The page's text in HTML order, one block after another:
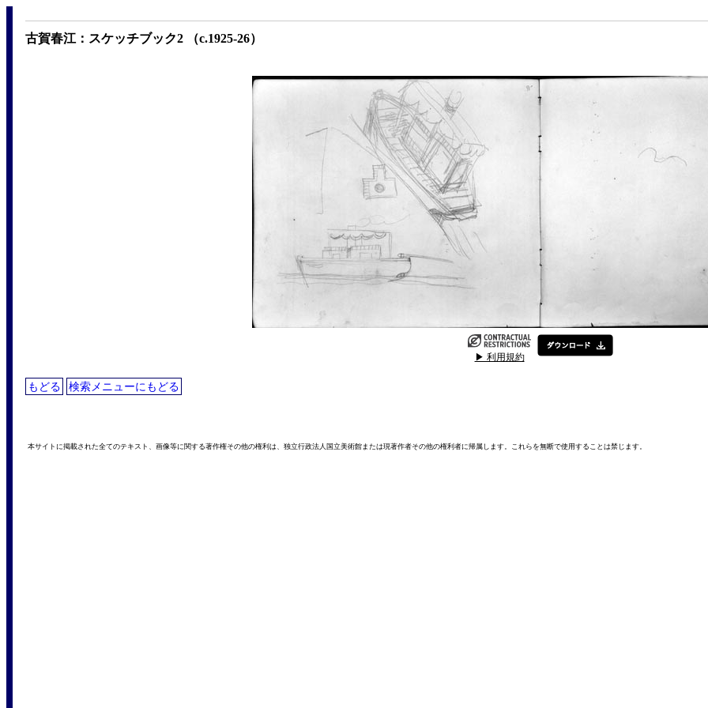
古賀春江：スケッチブック2 （c.1925-26）
▶ 利用規約
もどる 検索メニューにもどる
本サイトに掲載された全てのテキスト、画像等に関する著作権その他の権利は、独立行政法人国立美術館または現著作者その他の権利者に帰属します。これらを無断で使用することは禁じます。